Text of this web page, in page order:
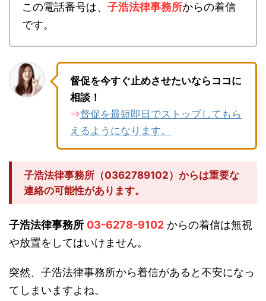
この電話番号は、 子浩法律事務所からの着信
です。
督促を今すぐ止めさせたいならココに
相談！
⇒督促を最短即日でストップしてもら
えるようになります。
子浩法律事務所（0362789102）からは重要な
連絡の可能性があります。
子浩法律事務所 03-6278-9102 からの着信は無視
や放置をしてはいけません。
突然、子浩法律事務所から着信があると不安になっ
てしまいますよね。